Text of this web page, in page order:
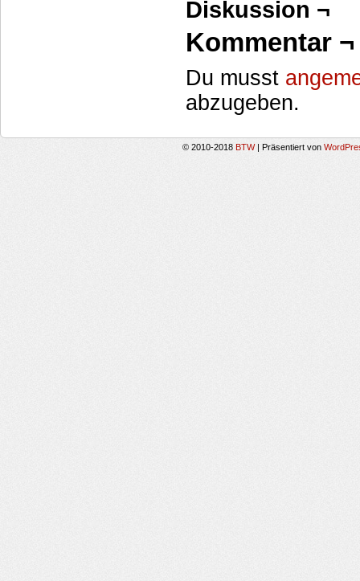
Diskussion ¬
Kommentar ¬
Du musst
abzugeben.
© 2010-2018 BTW | Präsentiert von